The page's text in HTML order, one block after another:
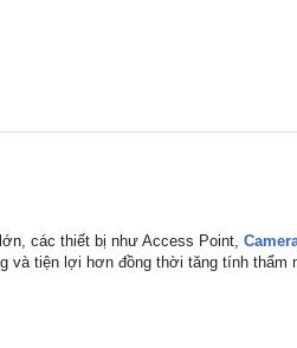
các thiết bị như Access Point,
và tiện lợi hơn đồng thời tăng tính thẩm